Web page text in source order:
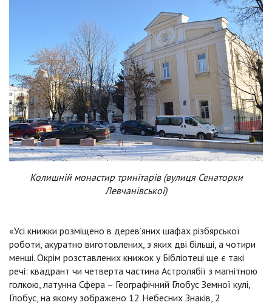
Колишній монастир тринітарів (вулиця Сенаторки
Левчанівської)
«Усі книжки розміщено в дерев’яних шафах різбярської
роботи, акуратно виготовлених, з яких дві більші, а чотири
менші. Окрім розставлених книжок у Бібліотеці ще є такі
речі: квадрант чи четверта частина Астролябії з магнітною
голкою, латунна Сфера – Географічний Глобус Земної кулі,
Глобус, на якому зображено 12 Небесних Знаків, 2